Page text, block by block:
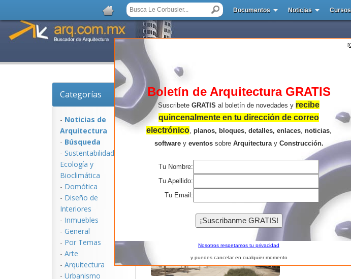
Documentos Noticias Cursos
Categorías
- Noticias de
Arquitectura
- Búsqueda
- Sustentabilidad,
Ecologí­a y
Bioclimática
- Domótica
- Diseño de
Interiores
- Inmuebles
- General
- Por Temas
- Arte
- Arquitectura
- Urbanismo
Noticias de Arquitectura : Museo del Agua
Museo del Agua
Resultados de la
[
Boletín de Arquitectura GRATIS
Suscribete GRATIS al boletín de novedades y recibe
quincenalmente en tu dirección de correo
electrónico, planos, bloques, detalles, enlaces, noticias,
softwarey eventossobre Arquitecturay Construcción.
Tu Nombre:
Tu Apellido:
Tu Email:
Nosotros respetamos tu privacidad
y puedes cancelar en cualquier momento